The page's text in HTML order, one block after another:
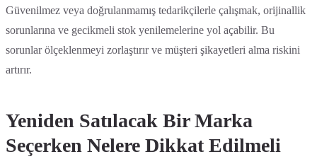
Güvenilmez veya doğrulanmamış tedarikçilerle çalışmak, orijinallik
sorunlarına ve gecikmeli stok yenilemelerine yol açabilir. Bu
sorunlar ölçeklenmeyi zorlaştırır ve müşteri şikayetleri alma riskini
artırır.
Yeniden Satılacak Bir Marka
Seçerken Nelere Dikkat Edilmeli